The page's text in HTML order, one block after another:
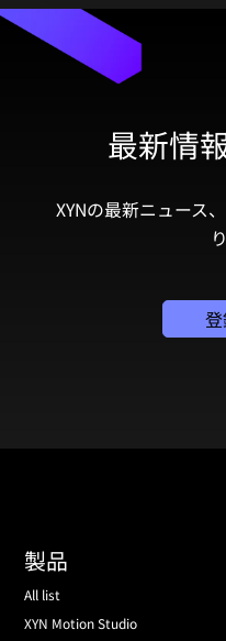
最新情
XYNの最新ニュース
製品
All list
XYN Motion Studio